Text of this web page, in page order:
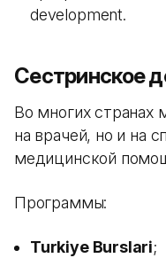
development.
Сестринское
Во многих странах
на врачей, но и на
медицинской
Программы:
Turkiye Burslari;